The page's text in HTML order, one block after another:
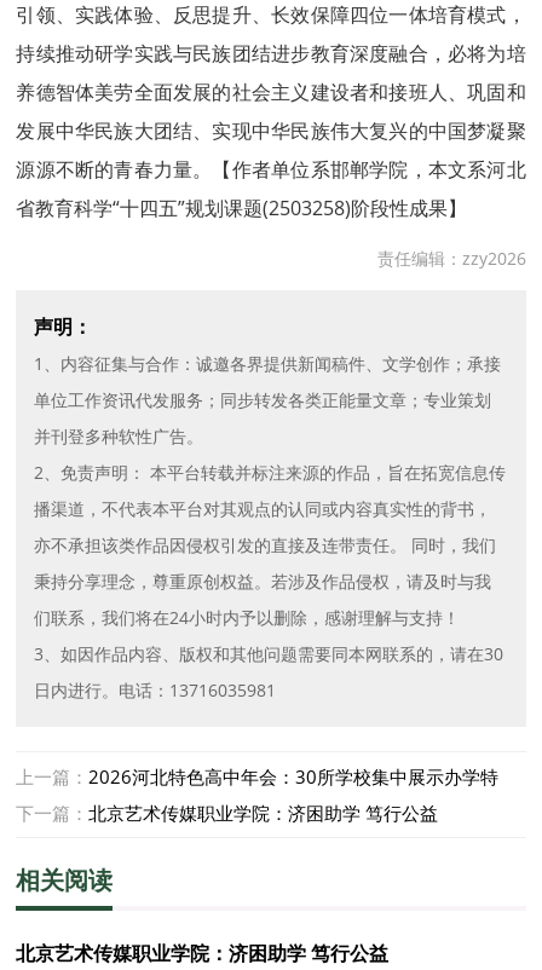
引领、实践体验、反思提升、长效保障四位一体培育模式，
持续推动研学实践与民族团结进步教育深度融合，必将为培
养德智体美劳全面发展的社会主义建设者和接班人、巩固和
发展中华民族大团结、实现中华民族伟大复兴的中国梦凝聚
源源不断的青春力量。【作者单位系邯郸学院，本文系河北
省教育科学“十四五”规划课题(2503258)阶段性成果】
责任编辑：zzy2026
声明：
1、内容征集与合作：诚邀各界提供新闻稿件、文学创作；承接
单位工作资讯代发服务；同步转发各类正能量文章；专业策划
并刊登多种软性广告。
2、免责声明： 本平台转载并标注来源的作品，旨在拓宽信息传
播渠道，不代表本平台对其观点的认同或内容真实性的背书，
亦不承担该类作品因侵权引发的直接及连带责任。 同时，我们
秉持分享理念，尊重原创权益。若涉及作品侵权，请及时与我
们联系，我们将在24小时内予以删除，感谢理解与支持！
3、如因作品内容、版权和其他问题需要同本网联系的，请在30
日内进行。电话：13716035981
上一篇：2026河北特色高中年会：30所学校集中展示办学特
色，中考择校有了新参考
下一篇：北京艺术传媒职业学院：济困助学 笃行公益
相关阅读
北京艺术传媒职业学院：济困助学 笃行公益